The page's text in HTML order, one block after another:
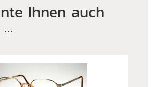
Ihnen auch